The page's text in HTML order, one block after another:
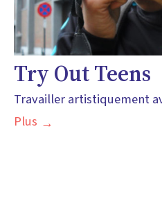
Try Out Teens
Travailler artistiquement
Plus